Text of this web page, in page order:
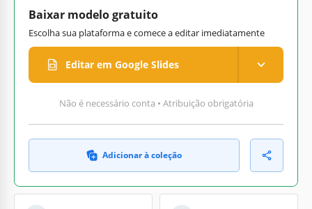
Baixar modelo gratuito
Escolha sua plataforma e comece a editar imediatamente
Editar em Google Slides
Não é necessário conta • Atribuição obrigatória
Adicionar à coleção